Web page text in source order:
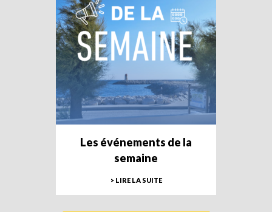
Les événements de la
semaine
> LIRE LA SUITE